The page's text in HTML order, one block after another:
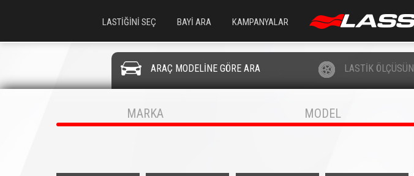
LASTİĞİNİ SEÇ BAYİ ARA KAMPANYALAR
ARAÇ MODELİNE GÖRE ARA LASTİK
MARKA MODEL